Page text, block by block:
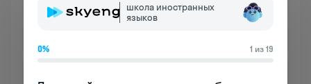
школа иностранных
языков
0% 1 из 19